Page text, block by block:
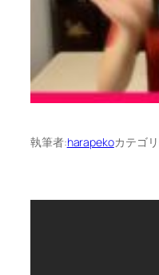
執筆者:harapekoカテゴ